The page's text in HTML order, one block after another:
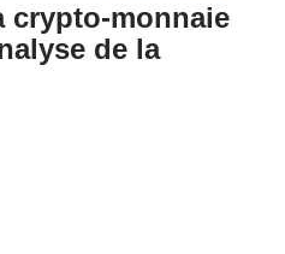
crypto-monnaie
de la